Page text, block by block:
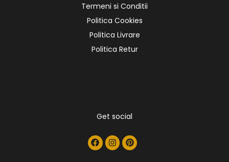
Termeni si Conditii
Politica Cookies
Politica Livrare
Politica Retur
Get social